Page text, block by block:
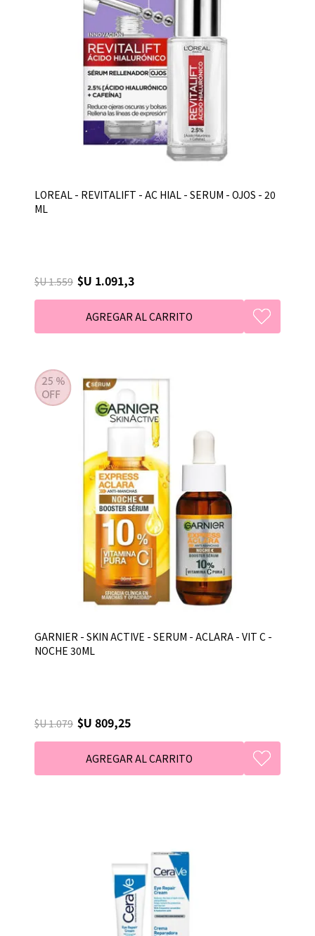
LOREAL - REVITALIFT - AC HIAL - SERUM - OJOS - 20
ML
$U 1.559 $U 1.091,3
GARNIER - SKIN ACTIVE - SERUM - ACLARA - VIT C -
NOCHE 30ML
$U 1.079 $U 809,25